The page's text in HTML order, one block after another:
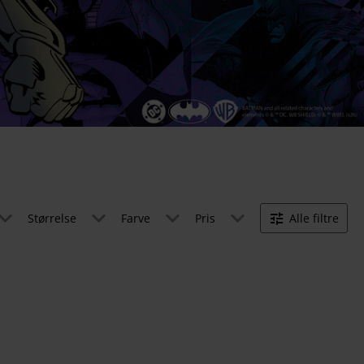
Størrelse Farve Pris Alle filtre